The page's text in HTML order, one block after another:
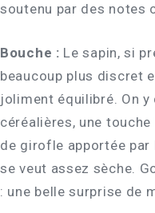
soutenu par des notes
Bouche : Le sapin, si
beaucoup plus discret
joliment équilibré. On
céréalières, une
de girofle apportée par
se veut assez sèche.
: une belle surprise de